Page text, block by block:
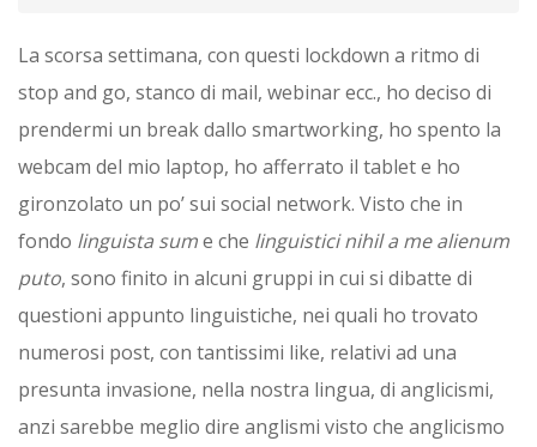
La scorsa settimana, con questi lockdown a ritmo di
stop and go, stanco di mail, webinar ecc., ho deciso di
prendermi un break dallo smartworking, ho spento la
webcam del mio laptop, ho afferrato il tablet e ho
gironzolato un po’ sui social network. Visto che in
fondo linguista sume che linguistici nihil a me alienum
puto, sono finito in alcuni gruppi in cui si dibatte di
questioni appunto linguistiche, nei quali ho trovato
numerosi post, con tantissimi like, relativi ad una
presunta invasione, nella nostra lingua, di anglicismi,
anzi sarebbe meglio dire anglismi visto che anglicismo